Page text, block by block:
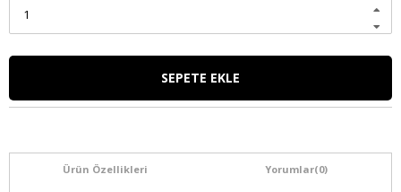
Ürün Özellikleri Yorumlar(0)